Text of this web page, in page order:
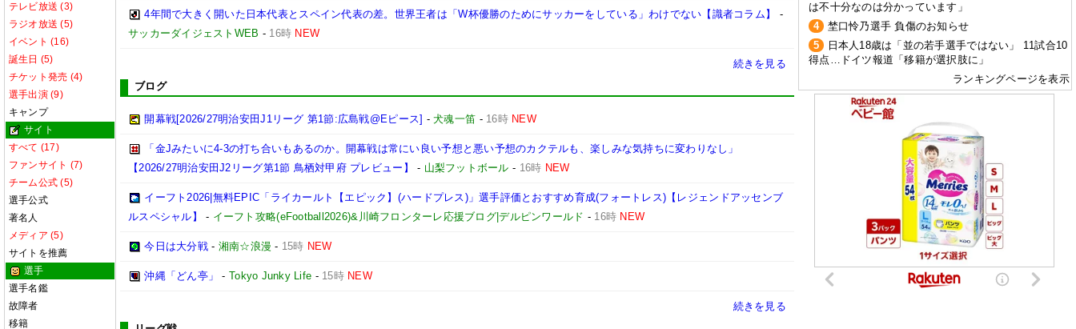
テレビ放送 (3)
ラジオ放送 (5)
イベント (16)
誕生日 (5)
チケット発売 (4)
選手出演 (9)
キャンプ
サイト
すべて (17)
ファンサイト (7)
チーム公式 (5)
選手公式
著名人
メディア (5)
サイトを推薦
選手
選手名鑑
故障者
移籍
4年間で大きく開いた日本代表とスペイン代表の差。世界王者は「W杯優勝のためにサッカーをしている」わけでない【識者コラム】
-
サッカーダイジェストWEB - 16時 NEW
続きを見る
ブログ
開幕戦[2026/27明治安田J1リーグ 第1節:広島戦@Eピース] -犬魂一笛 - 16時 NEW
「金Jみたいに4-3の打ち合いもあるのか。開幕戦は常にい良い予想と悪い予想のカクテルも、楽しみな気持ちに変わりなし」
【2026/27明治安田J2リーグ第1節 鳥栖対甲府 プレビュー】
- 山梨フットボール - 16時 NEW
イーフト2026|無料EPIC「ライカールト【エピック】(ハードプレス)」選手評価とおすすめ育成(フォートレス)【レジェンドアッセンブ
ルスペシャル】
- イーフト攻略(eFootball2026)&川崎フロンターレ応援ブログ|デルピンワールド - 16時 NEW
今日は大分戦- 湘南☆浪漫 - 15時 NEW
沖縄「どん亭」 - Tokyo Junky Life - 15時 NEW
続きを見る
は不十分なのは分かっています」
4
埜口怜乃選手 負傷のお知らせ
5
日本人18歳は「並の若手選手ではない」 11試合10
得点…ドイツ報道「移籍が選択肢に」
ランキングページを表示